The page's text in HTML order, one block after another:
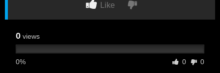
Like
0 views
0% 0 0